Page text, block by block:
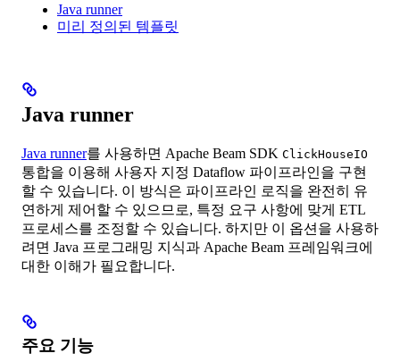
Java runner
미리 정의된 템플릿
Java runner
Java runner를 사용하면 Apache Beam SDK ClickHouseIO
통합을 이용해 사용자 지정 Dataflow 파이프라인을 구현
할 수 있습니다. 이 방식은 파이프라인 로직을 완전히 유
연하게 제어할 수 있으므로, 특정 요구 사항에 맞게 ETL
프로세스를 조정할 수 있습니다. 하지만 이 옵션을 사용하
려면 Java 프로그래밍 지식과 Apache Beam 프레임워크에
대한 이해가 필요합니다.
주요 기능